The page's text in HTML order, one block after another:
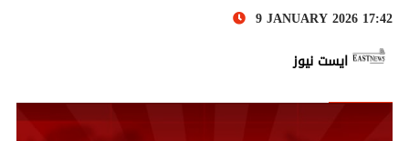
9 JANUARY 2026 17:42
ايست نيوز